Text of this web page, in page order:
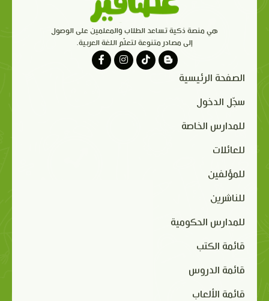
هي منصة ذكية تساعد الطلاب والمعلمين على الوصول
إلى مصادر متنوعة لتعلّم اللغة العربية.
الصفحة الرئيسية
سجّل الدخول
للمدارس الخاصة
للعائلات
للمؤلفين
للناشرين
للمدارس الحكومية
قائمة الكتب
قائمة الدروس
قائمة الألعاب